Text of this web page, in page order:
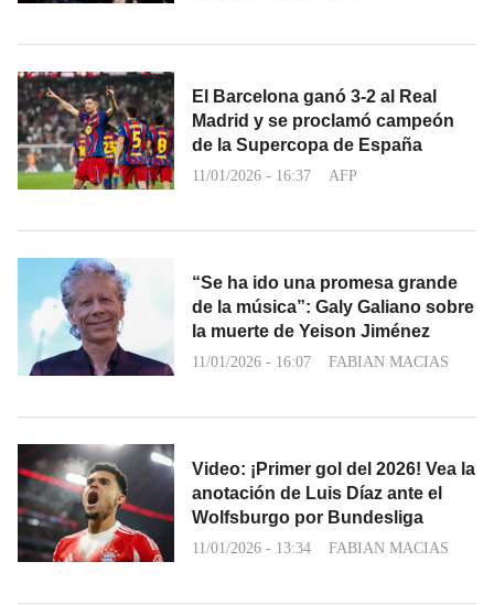
El Barcelona ganó 3-2 al Real
Madrid y se proclamó campeón
de la Supercopa de España
11/01/2026 - 16:37 AFP
“Se ha ido una promesa grande
de la música”: Galy Galiano sobre
la muerte de Yeison Jiménez
11/01/2026 - 16:07 FABIAN MACIAS
Video: ¡Primer gol del 2026! Vea la
anotación de Luis Díaz ante el
Wolfsburgo por Bundesliga
11/01/2026 - 13:34 FABIAN MACIAS